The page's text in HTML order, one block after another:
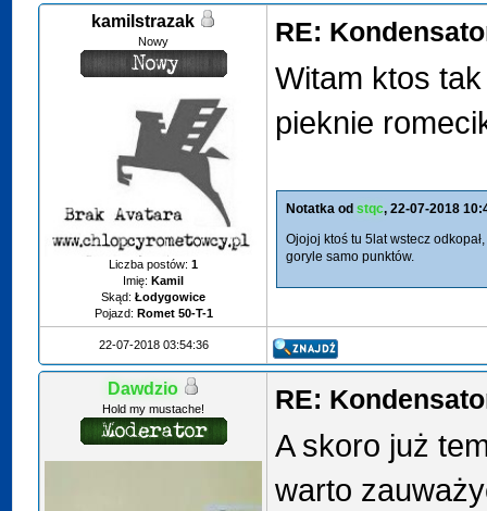
kamilstrazak
Nowy
Liczba postów:1
Imię: Kamil
Skąd: Łodygowice
Pojazd: Romet 50-T-1
RE:
Witam ktos tak
pieknie
Notatka odstqc, 22-07-2018
Ojojoj ktoś tu 5lat wstecz
goryle samo punktów.
22-07-2018 03:54:36
Dawdzio
Hold my mustache! RE:
A skoro już
warto